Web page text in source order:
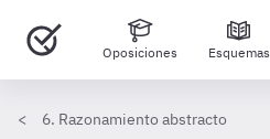
Oposiciones Esquemas
6. Razonamiento abstracto